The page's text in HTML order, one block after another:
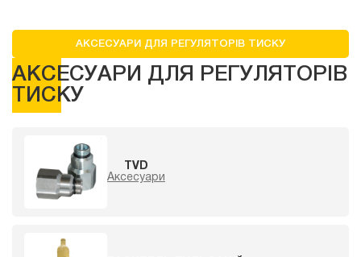
АКСЕСУАРИ ДЛЯ РЕГУЛЯТОРІВ
ТИСКУ
АКСЕСУАРИ ДЛЯ РЕГУЛЯТОРІВ ТИСКУ
TVD
Аксесуари